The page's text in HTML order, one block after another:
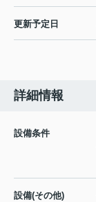
更新予定日
詳細情報
設備条件
設備(その他)